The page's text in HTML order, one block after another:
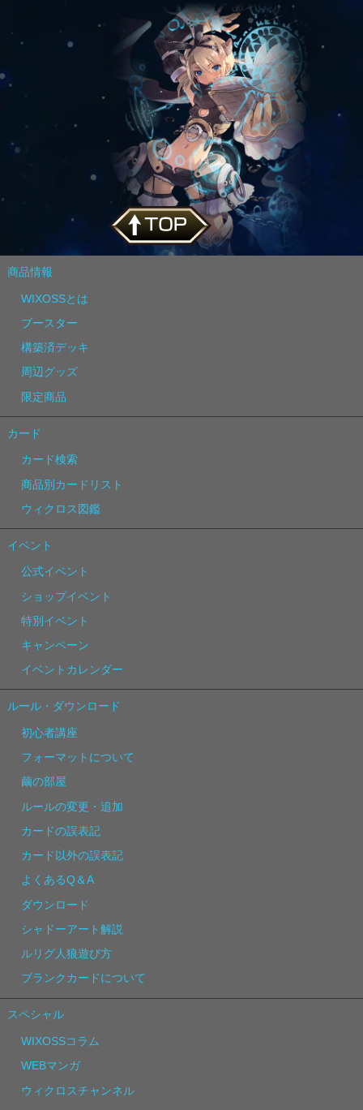
商品情報
WIXOSSとは
ブースター
構築済デッキ
周辺グッズ
限定商品
カード
カード検索
商品別カードリスト
ウィクロス図鑑
イベント
公式イベント
ショップイベント
特別イベント
キャンペーン
イベントカレンダー
ルール・ダウンロード
初心者講座
フォーマットについて
繭の部屋
ルールの変更・追加
カードの誤表記
カード以外の誤表記
よくあるQ＆A
ダウンロード
シャドーアート解説
ルリグ人狼遊び方
ブランクカードについて
スペシャル
WIXOSSコラム
WEBマンガ
ウィクロスチャンネル